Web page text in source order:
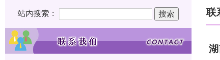
站内搜索： 联